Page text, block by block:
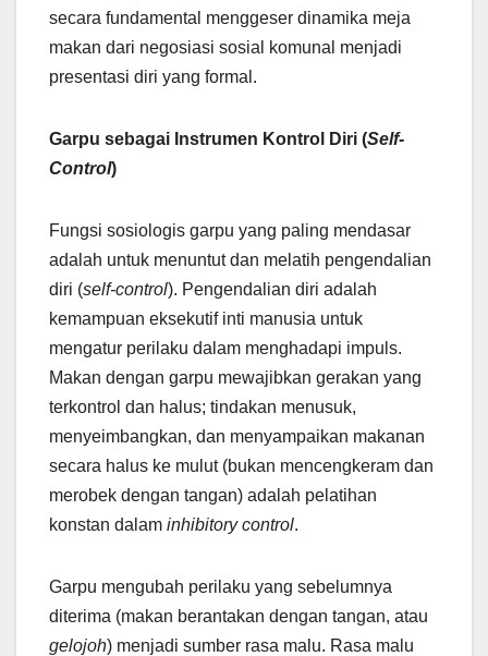
secara fundamental menggeser dinamika meja
makan dari negosiasi sosial komunal menjadi
presentasi diri yang formal.
Garpu sebagai Instrumen Kontrol Diri (Self-
Control)
Fungsi sosiologis garpu yang paling mendasar
adalah untuk menuntut dan melatih pengendalian
diri (self-control). Pengendalian diri adalah
kemampuan eksekutif inti manusia untuk
mengatur perilaku dalam menghadapi impuls.
Makan dengan garpu mewajibkan gerakan yang
terkontrol dan halus; tindakan menusuk,
menyeimbangkan, dan menyampaikan makanan
secara halus ke mulut (bukan mencengkeram dan
merobek dengan tangan) adalah pelatihan
konstan dalam inhibitory control.
Garpu mengubah perilaku yang sebelumnya
diterima (makan berantakan dengan tangan, atau
gelojoh) menjadi sumber rasa malu. Rasa malu